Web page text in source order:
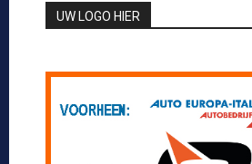
UW LOGO HIER